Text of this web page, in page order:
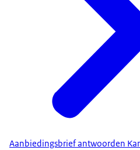
Aanbiedingsbrief antwoorden